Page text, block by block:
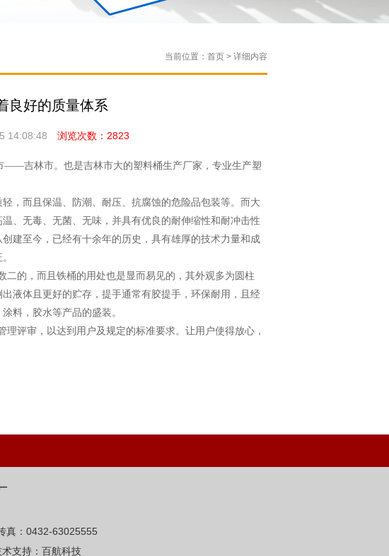
当前位置：首页 > 详细内容
良好的质量体系
14:08:48 浏览次数：2823
林市。也是吉林市大的塑料桶生产厂家，专业生产塑
，而且保温、防潮、耐压、抗腐蚀的危险品包装等。而大
、无毒、无菌、无味，并具有优良的耐伸缩性和耐冲击性
建至今，已经有十余年的历史，具有雄厚的技术力量和成
，而且铁桶的用处也是显而易见的，其外观多为圆柱
液体且更好的贮存，提手通常有胶提手，环保耐用，且经
料，胶水等产品的盛装。
审，以达到用户及规定的标准要求。让用户使得放心，
：0432-63025555
术支持：百航科技